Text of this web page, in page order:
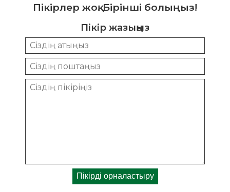
Пікірлер жоқ. Бірінші болыңыз!
Пікір жазыңыз